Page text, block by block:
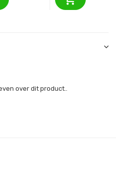
over dit product..